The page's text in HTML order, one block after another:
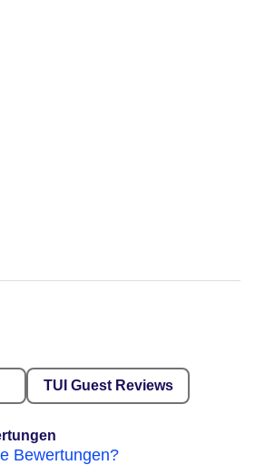
TUI Guest Reviews
Bewertungen?